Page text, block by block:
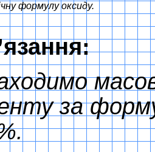
формулу оксиду.
за